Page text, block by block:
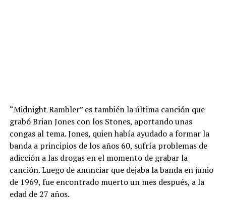
“Midnight Rambler” es también la última canción que
grabó Brian Jones con los Stones, aportando unas
congas al tema. Jones, quien había ayudado a formar la
banda a principios de los años 60, sufría problemas de
adicción a las drogas en el momento de grabar la
canción. Luego de anunciar que dejaba la banda en junio
de 1969, fue encontrado muerto un mes después, a la
edad de 27 años.